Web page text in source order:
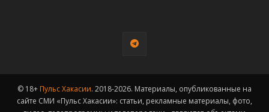
© 18+ Пульс Хакасии. 2018-2026. Материалы, опубликованные на
сайте СМИ «Пульс Хакасии»: статьи, рекламные материалы, фото,